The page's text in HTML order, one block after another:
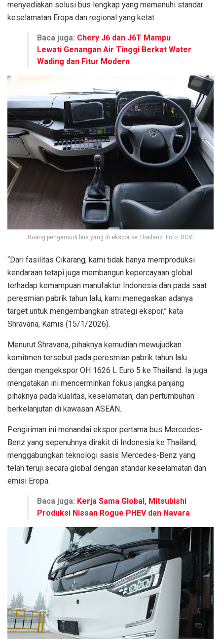
menyediakan solusi bus lengkap yang memenuhi standar
keselamatan Eropa dan regional yang ketat.
Baca juga: Chery J6 dan J6T Mampu
Lewati Genangan Air Tinggi Berkat Water
Wading dan Fitur Modern
Ruang pengemudi bus yang di ekspor ke Thailand. Foto: DCVI
“Dari fasilitas Cikarang, kami tidak hanya memproduksi
kendaraan tetapi juga membangun kepercayaan global
terhadap kemampuan manufaktur Indonesia dan pada saat
peresmian pabrik tahun lalu, kami menegaskan adanya
target untuk mengembangkan strategi ekspor,” kata
Shravana, Kamis (15/1/2026).
Menurut Shravana, pihaknya kemudian mewujudkan
komitmen tersebut pada peresmian pabrik tahun lalu
dengan mengekspor OH 1626 L Euro 5 ke Thailand. Ia juga
mengatakan ini mencerminkan fokus jangka panjang
pihaknya pada kualitas, keselamatan, dan pertumbuhan
berkelanjutan di kawasan ASEAN.
Pengiriman ini menandai ekspor pertama bus Mercedes-
Benz yang sepenuhnya dirakit di Indonesia ke Thailand,
menggabungkan teknologi sasis Mercedes-Benz yang
telah teruji secara global dengan standar keselamatan dan
emisi Eropa.
Baca juga: Kerja Sama Global, Mitsubishi
Produksi Nissan Rogue PHEV dan Navara